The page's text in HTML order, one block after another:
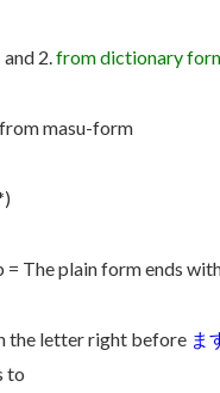
and 2. from dictionary
masu-form
The plain form ends with
the letter right before ま
to